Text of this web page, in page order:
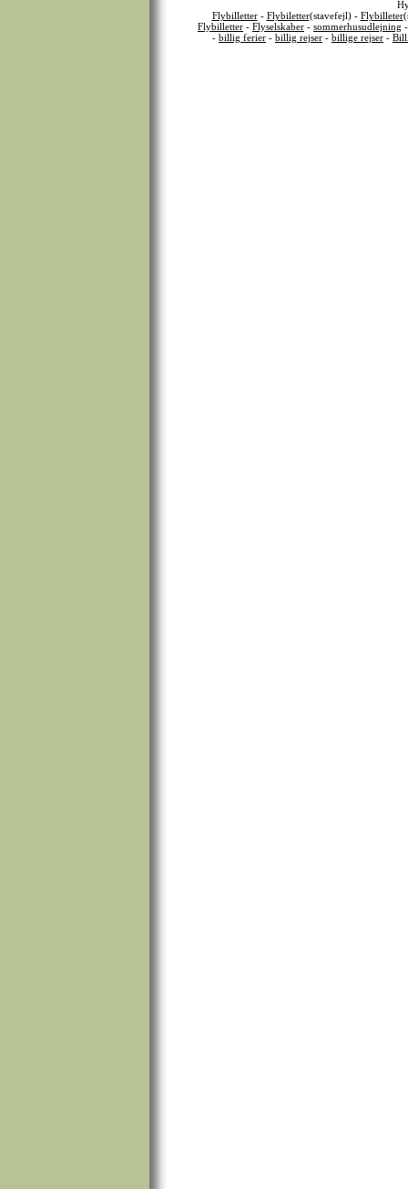
Flybilletter- Flybiletter(stavefejl) - Flybilleter
Flybilletter - Flyselskaber - sommerhusudlejning
- billig ferier - billig rejser - billige rejser -